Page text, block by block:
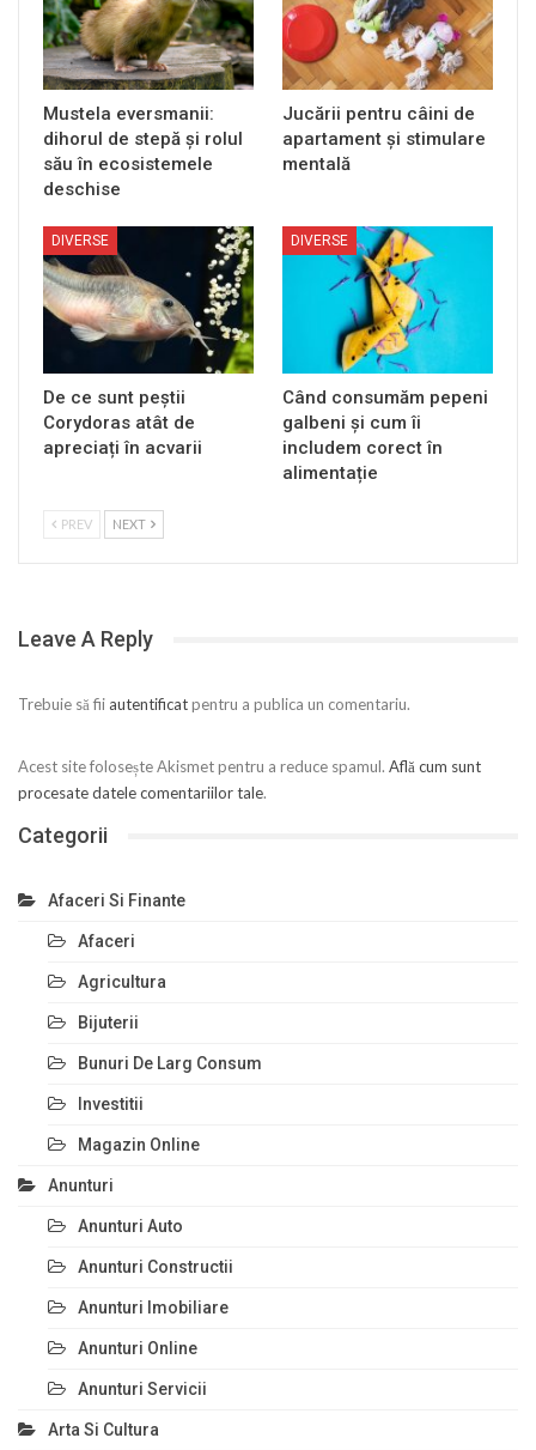
Mustela eversmanii:
dihorul de stepă și rolul
său în ecosistemele
deschise
Jucării pentru câini de
apartament și stimulare
mentală
DIVERSE
De ce sunt peștii
Corydoras atât de
apreciați în acvarii
DIVERSE
Când consumăm pepeni
galbeni și cum îi
includem corect în
alimentație
PREV NEXT
Leave A Reply
Trebuie să fii autentificatpentru a publica un comentariu.
Acest site folosește Akismet pentru a reduce spamul. Află cum sunt
procesate datele comentariilor tale.
Categorii
Afaceri Si Finante
Afaceri
Agricultura
Bijuterii
Bunuri De Larg Consum
Investitii
Magazin Online
Anunturi
Anunturi Auto
Anunturi Constructii
Anunturi Imobiliare
Anunturi Online
Anunturi Servicii
Arta Si Cultura